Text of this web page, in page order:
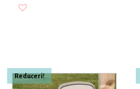
Reduceri!